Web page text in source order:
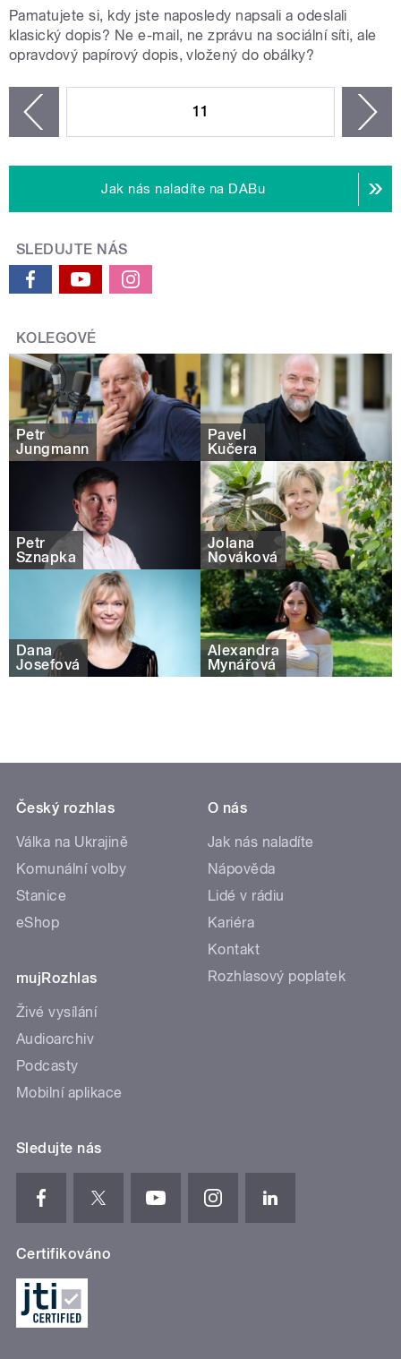
Pamatujete si, kdy jste naposledy napsali a odeslali
klasický dopis? Ne e-mail, ne zprávu na sociální síti, ale
opravdový papírový dopis, vložený do obálky?
11
Jak nás naladíte na DABu
SLEDUJTE NÁS
KOLEGOVÉ
Petr
Jungmann
Pavel
Kučera
Petr
Sznapka
Jolana
Nováková
Dana
Josefová
Alexandra
Mynářová
Český rozhlas
Válka na Ukrajině
Komunální volby
Stanice
eShop
mujRozhlas
Živé vysílání
Audioarchiv
Podcasty
Mobilní aplikace
O nás
Jak nás naladíte
Nápověda
Lidé v rádiu
Kariéra
Kontakt
Rozhlasový poplatek
Sledujte nás
Certifikováno